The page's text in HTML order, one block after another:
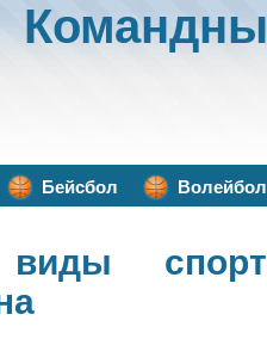
Бейсбол Волейбол